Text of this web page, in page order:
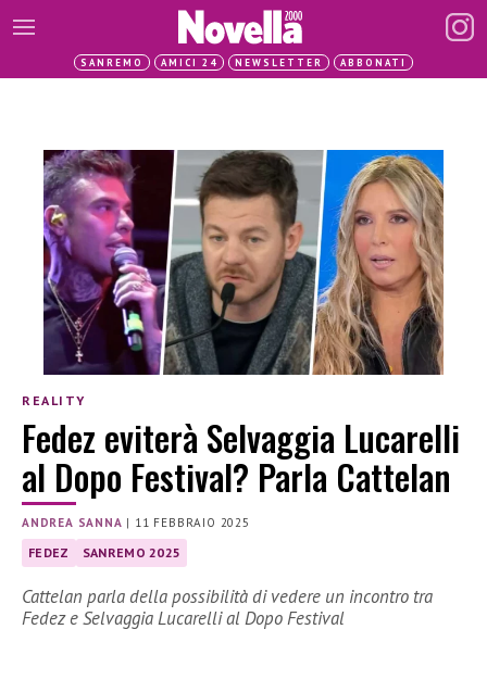
SANREMO AMICI 24 NEWSLETTER ABBONATI
REALITY
Fedez eviterà Selvaggia Lucarelli
al Dopo Festival? Parla Cattelan
ANDREA SANNA | 11 FEBBRAIO 2025
FEDEZ SANREMO 2025
Cattelan parla della possibilità di vedere un incontro tra
Fedez e Selvaggia Lucarelli al Dopo Festival